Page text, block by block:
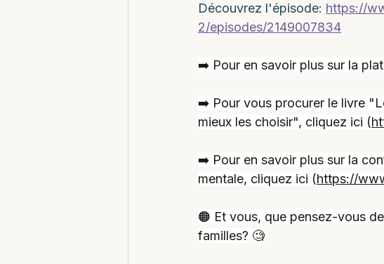
Découvrez l'épisode: https://
2/episodes/2149007834
➡️ Pour en savoir plus sur la
➡️ Pour vous procurer le livre
mieux les choisir", cliquez ici (
➡️ Pour en savoir plus sur la
mentale, cliquez ici (https://
🟠 Et vous, que pensez-vous
familles? 🧐